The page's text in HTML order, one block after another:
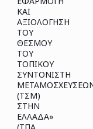
ΚΑΙ
ΑΞΙΟΛΟΓΗΣΗ
ΤΟΥ
ΘΕΣΜΟΥ
ΤΟΥ
ΤΟΠΙΚΟΥ
ΣΥΝΤΟΝΙΣΤΗ
(ΤΣΜ)
ΣΤΗΝ
ΕΛΛΑΔΑ»